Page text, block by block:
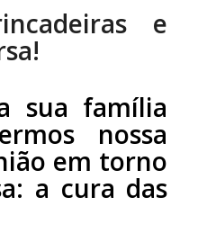
e
sua família
nossa
em torno
a cura das